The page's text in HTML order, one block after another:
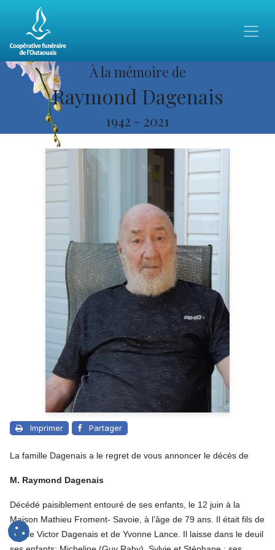
À la mémoire de
Raymond Dagenais
1942 - 2021
Imprimer Partager
La famille Dagenais a le regret de vous annoncer le décès de
M. Raymond Dagenais
Décédé paisiblement entouré de ses enfants, le 12 juin à la
Maison Mathieu Froment- Savoie, à l’âge de 79 ans. Il était fils de
feu de Victor Dagenais et de Yvonne Lance. Il laisse dans le deuil